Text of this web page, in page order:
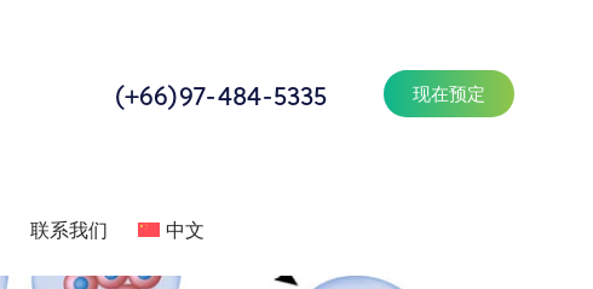
(+66)97-484-5335 现在预定
联系我们 中文